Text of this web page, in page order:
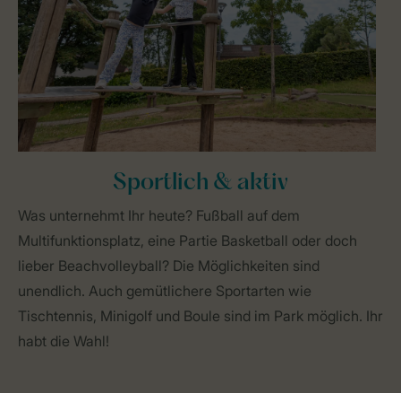
Sportlich & aktiv
Was unternehmt Ihr heute? Fußball auf dem
Multifunktionsplatz, eine Partie Basketball oder doch
lieber Beachvolleyball? Die Möglichkeiten sind
unendlich. Auch gemütlichere Sportarten wie
Tischtennis, Minigolf und Boule sind im Park möglich. Ihr
habt die Wahl!